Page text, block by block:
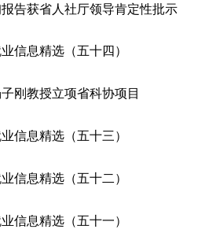
业信息精选（五十六）
告获省人社厅领导肯定性批示
信息精选（五十四）
刚教授立项省科协项目
信息精选（五十三）
信息精选（五十二）
信息精选（五十一）